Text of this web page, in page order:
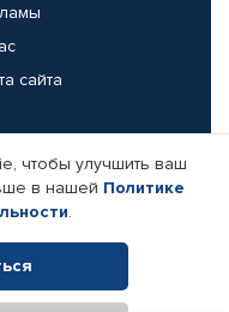
сайта
компании
чтобы улучшить ваш
в нашей Политике
.